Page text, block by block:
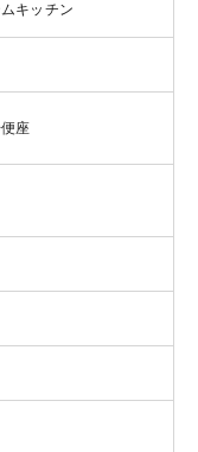
キッチン
座